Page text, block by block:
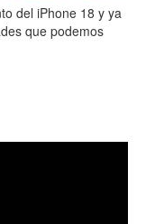
del iPhone 18 y ya
que podemos